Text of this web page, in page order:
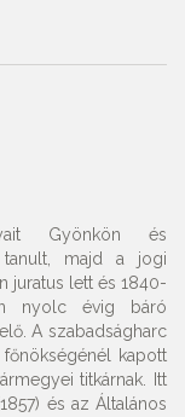
Gyönkön és
tanult, majd a jogi
juratus lett és 1840-
nyolc évig báró
A szabadságharc
kapott
titkárnak. Itt
és az Általános